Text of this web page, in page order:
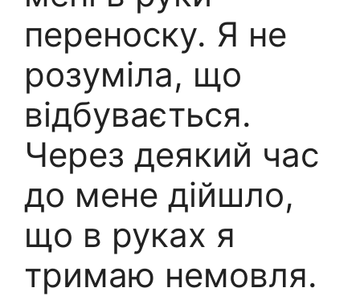
переноску. Я не
розуміла, що
відбувається.
Через деякий час
до мене дійшло,
що в руках я
тримаю немовля.